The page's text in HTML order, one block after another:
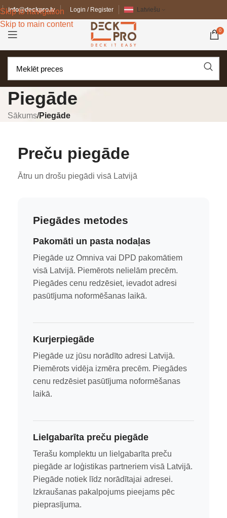
Skip to navigation
Skip to main content
info@deckpro.lv Login / Register Latviešu
0
Piegāde
Sākums/Piegāde
Preču piegāde
Ātru un drošu piegādi visā Latvijā
Piegādes metodes
Pakomāti un pasta nodaļas
Piegāde uz Omniva vai DPD pakomātiem
visā Latvijā. Piemērots nelielām precēm.
Piegādes cenu redzēsiet, ievadot adresi
pasūtījuma noformēšanas laikā.
Kurjerpiegāde
Piegāde uz jūsu norādīto adresi Latvijā.
Piemērots vidēja izmēra precēm. Piegādes
cenu redzēsiet pasūtījuma noformēšanas
laikā.
Lielgabarīta preču piegāde
Terašu komplektu un lielgabarīta preču
piegāde ar loģistikas partneriem visā Latvijā.
Piegāde notiek līdz norādītajai adresei.
Izkraušanas pakalpojums pieejams pēc
pieprasījuma.